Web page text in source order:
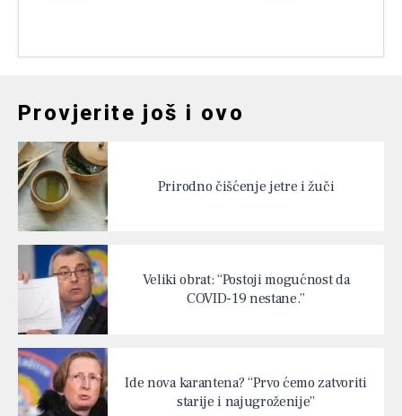
Provjerite još i ovo
Prirodno čišćenje jetre i žuči
Veliki obrat: “Postoji mogućnost da
COVID-19 nestane.”
Ide nova karantena? “Prvo ćemo zatvoriti
starije i najugroženije”